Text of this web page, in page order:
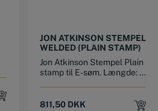
JON ATKINSON STEMPEL
WELDED (PLAIN STAMP)
Jon Atkinson Stempel Plain
stamp til E-søm. Længde: ...
811,50 DKK